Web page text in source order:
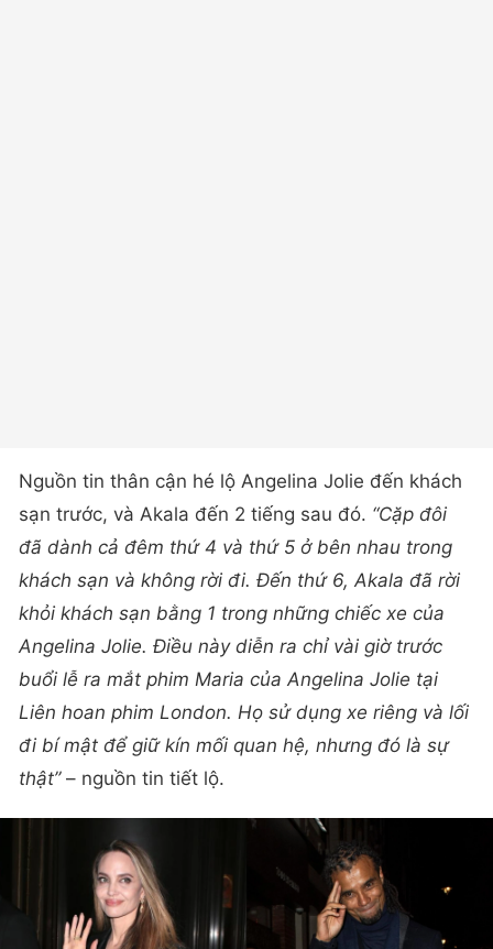
Nguồn tin thân cận hé lộ Angelina Jolie đến khách
sạn trước, và Akala đến 2 tiếng sau đó. “Cặp đôi
đã dành cả đêm thứ 4 và thứ 5 ở bên nhau trong
khách sạn và không rời đi. Đến thứ 6, Akala đã rời
khỏi khách sạn bằng 1 trong những chiếc xe của
Angelina Jolie. Điều này diễn ra chỉ vài giờ trước
buổi lễ ra mắt phim Maria của Angelina Jolie tại
Liên hoan phim London. Họ sử dụng xe riêng và lối
đi bí mật để giữ kín mối quan hệ, nhưng đó là sự
thật”– nguồn tin tiết lộ.